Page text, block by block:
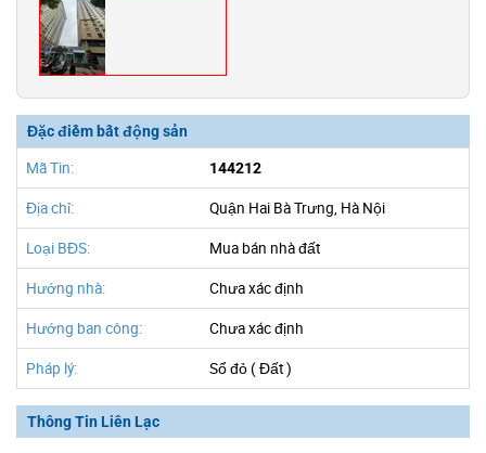
Đặc điểm bất động sản
Mã Tin: 144212
Địa chỉ: Quận Hai Bà Trưng, Hà Nội
Loại BĐS: Mua bán nhà đất
Hướng nhà: Chưa xác định
Hướng ban công: Chưa xác định
Pháp lý: Sổ đỏ ( Đất )
Thông Tin Liên Lạc